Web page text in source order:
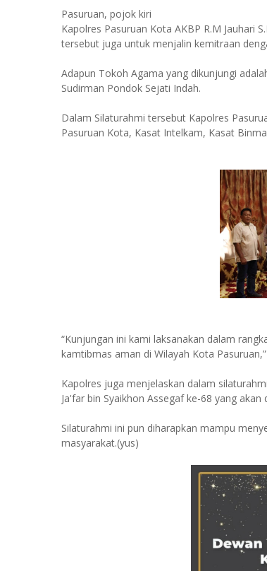
Pasuruan, pojok kiri
Kapolres Pasuruan Kota AKBP R.M Jauhari
tersebut juga untuk menjalin kemitraan
Adapun Tokoh Agama yang dikunjungi
Sudirman Pondok Sejati Indah.
Dalam Silaturahmi tersebut Kapolres
Pasuruan Kota, Kasat Intelkam, Kasat
“Kunjungan ini kami laksanakan dalam
kamtibmas aman di Wilayah Kota
Kapolres juga menjelaskan dalam
Ja'far bin Syaikhon Assegaf ke-68 yang
Silaturahmi ini pun diharapkan mampu
masyarakat.(yus)